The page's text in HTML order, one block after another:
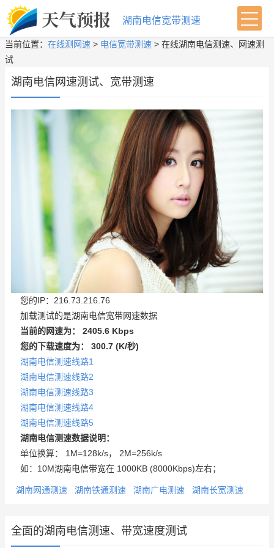
湖南电信宽带测速
当前位置： 在线测网速 > 电信宽带测速 > 在线湖南电信测速、网速测
试
湖南电信网速测试、宽带测速
您的IP：216.73.216.76
加载测试的是湖南电信宽带网速数据
当前的网速为： 2405.6 Kbps
您的下载速度为： 300.7 (K/秒)
湖南电信测速线路1
湖南电信测速线路2
湖南电信测速线路3
湖南电信测速线路4
湖南电信测速线路5
湖南电信测速数据说明：
单位换算： 1M=128k/s， 2M=256k/s
如：10M湖南电信带宽在 1000KB (8000Kbps)左右；
湖南网通测速 湖南铁通测速 湖南广电测速 湖南长宽测速
全面的湖南电信测速、带宽速度测试